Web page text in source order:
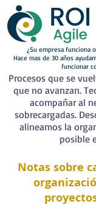
¿Su empresa funciona
Hace mas de 30 años
funcionar
Procesos que se
que no avanzan.
acompañar al
sobrecargadas.
alineamos la
posible
Notas sobre